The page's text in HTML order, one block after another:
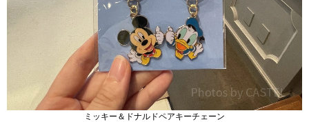
ミッキー＆ドナルドペアキーチェーン